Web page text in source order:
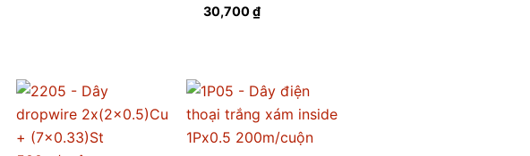
30,700₫